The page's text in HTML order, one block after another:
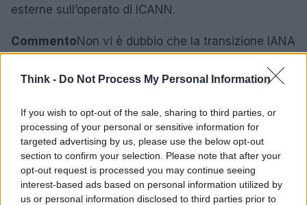
Think - Do Not Process My Personal Information
If you wish to opt-out of the sale, sharing to third parties, or
processing of your personal or sensitive information for
targeted advertising by us, please use the below opt-out
section to confirm your selection. Please note that after your
opt-out request is processed you may continue seeing
interest-based ads based on personal information utilized by
us or personal information disclosed to third parties prior to
esterne sull’operato di ICANN.
CommentoNon vi è dubbio che la transizione IANA
governi tendano a voler avere maggiore voce in
il GAC dal 1999 al 2014, è che i governi debbano
mantenere un ruolo non invasivo di garanti e
suggeritori di buone pratiche, stando dietro le
quinte e quindi non coinvolti direttamente nelle
questioni gestionali. Su questo sono quindi